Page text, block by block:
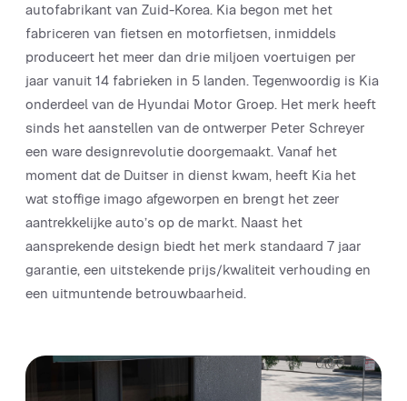
autofabrikant van Zuid-Korea. Kia begon met het
fabriceren van fietsen en motorfietsen, inmiddels
produceert het meer dan drie miljoen voertuigen per
jaar vanuit 14 fabrieken in 5 landen. Tegenwoordig is Kia
onderdeel van de Hyundai Motor Groep. Het merk heeft
sinds het aanstellen van de ontwerper Peter Schreyer
een ware designrevolutie doorgemaakt. Vanaf het
moment dat de Duitser in dienst kwam, heeft Kia het
wat stoffige imago afgeworpen en brengt het zeer
aantrekkelijke auto’s op de markt. Naast het
aansprekende design biedt het merk standaard 7 jaar
garantie, een uitstekende prijs/kwaliteit verhouding en
een uitmuntende betrouwbaarheid.